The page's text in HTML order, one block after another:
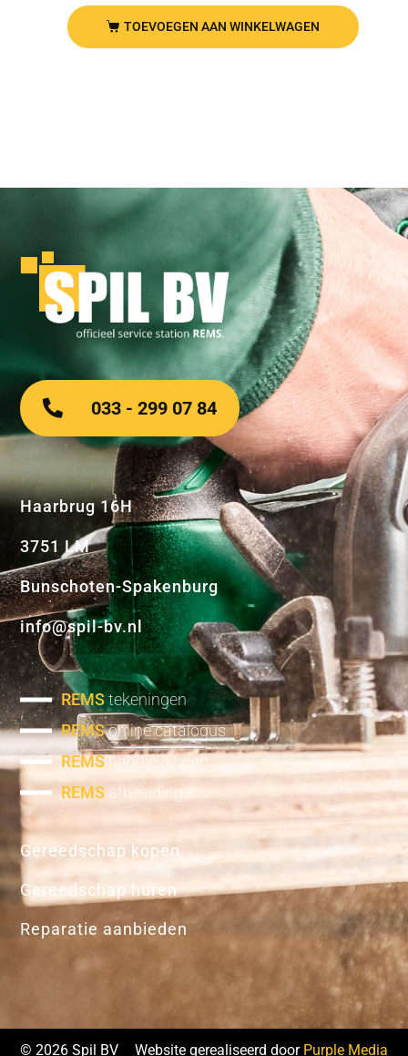
TOEVOEGEN AAN WINKELWAGEN
Haarbrug 16H
3751 LM
Bunschoten-Spakenburg
info@spil-bv.nl
REMStekeningen
REMSonline catalogus
REMShandleidingen
REMS afbeeldingen
Gereedschap kopen
Gereedschap huren
Reparatie aanbieden
033 - 299 07 84
© 2026 Spil BV Website gerealiseerd door Purple Media